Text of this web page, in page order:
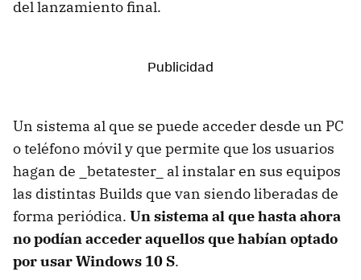
del lanzamiento final.
Un sistema al que se puede acceder desde un PC
o teléfono móvil y que permite que los usuarios
hagan de _betatester_ al instalar en sus equipos
las distintas Builds que van siendo liberadas de
forma periódica. Un sistema al que hasta ahora
no podían acceder aquellos que habían optado
por usar Windows 10 S.